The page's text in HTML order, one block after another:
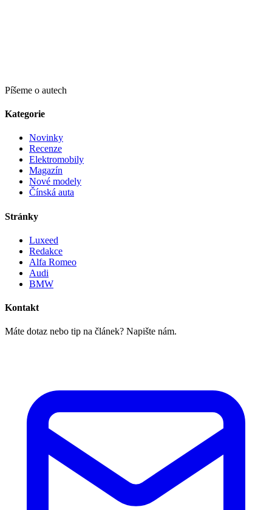
Píšeme o autech
Kategorie
Novinky
Recenze
Elektromobily
Magazín
Nové modely
Čínská auta
Stránky
Luxeed
Redakce
Alfa Romeo
Audi
BMW
Kontakt
Máte dotaz nebo tip na článek? Napište nám.